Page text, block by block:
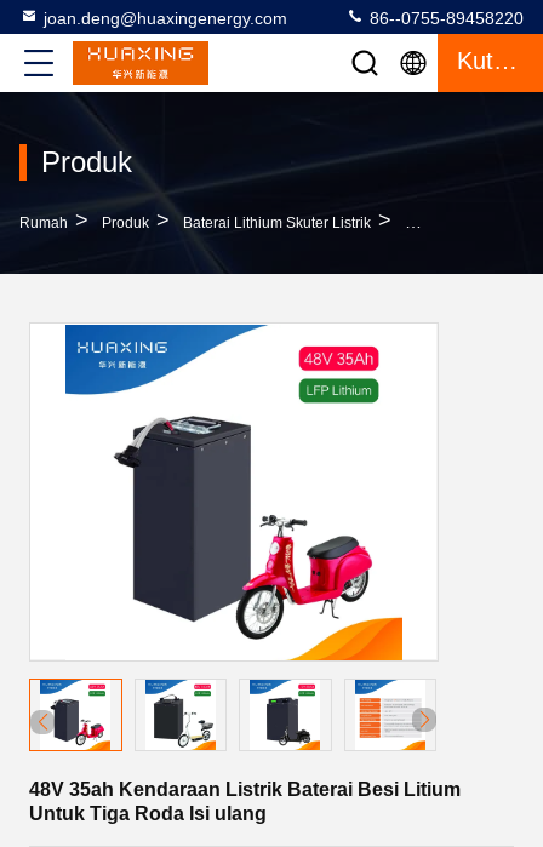
joan.deng@huaxingenergy.com 86--0755-89458220
Kutipan
Produk
Rumah > Produk > Baterai Lithium Skuter Listrik > 48V 35ah
48V 35ah Kendaraan Listrik Baterai Besi Litium
Untuk Tiga Roda Isi ulang